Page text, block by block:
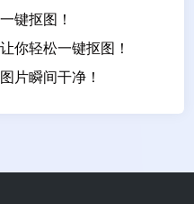
键抠图！
你轻松一键抠图！
片瞬间干净！